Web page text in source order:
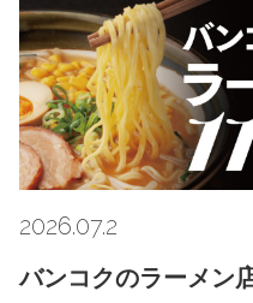
2026.07.2
バンコクのラーメン